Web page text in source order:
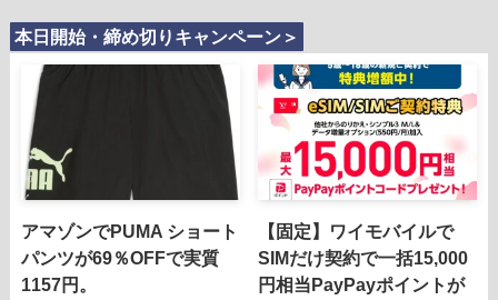
本日開始・締め切りキャンペーン＞
アマゾンでPUMA ショート
パンツが69％OFFで実質
1157円。
【固定】ワイモバイルで
SIMだけ契約で一括15,000
円相当PayPayポイントが